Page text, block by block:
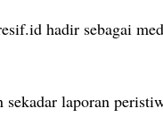
hadir sebagai
laporan